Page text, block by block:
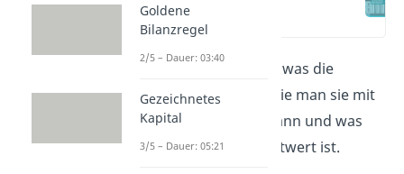
Dieser Artikel erklärt dir, was die
Fremdkapitalquote ist, wie man sie mit
der Formel berechnen kann und was
der „angemessene“ Richtwert ist.
Goldene
Bilanzregel
2/5 – Dauer: 03:40
Gezeichnetes
Kapital
3/5 – Dauer: 05:21